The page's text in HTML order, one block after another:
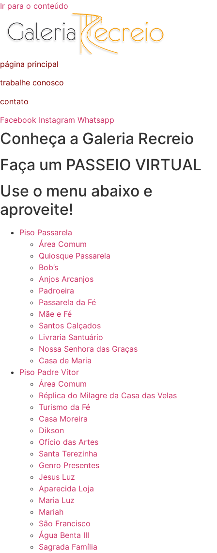
Ir para o conteúdo
página principal
trabalhe conosco
contato
Facebook Instagram Whatsapp
Conheça a Galeria Recreio
Faça um PASSEIO VIRTUAL
Use o menu abaixo e
aproveite!
Piso Passarela
Área Comum
Quiosque Passarela
Bob’s
Anjos Arcanjos
Padroeira
Passarela da Fé
Mãe e Fé
Santos Calçados
Livraria Santuário
Nossa Senhora das Graças
Casa de Maria
Piso Padre Vítor
Área Comum
Réplica do Milagre da Casa das Velas
Turismo da Fé
Casa Moreira
Dikson
Ofício das Artes
Santa Terezinha
Genro Presentes
Jesus Luz
Aparecida Loja
Maria Luz
Mariah
São Francisco
Água Benta III
Sagrada Família